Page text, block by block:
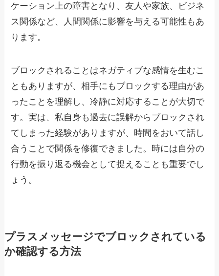
ケーション上の障害となり、友人や家族、ビジネ
ス関係など、人間関係に影響を与える可能性もあ
ります。
ブロックされることはネガティブな感情を生むこ
ともありますが、相手にもブロックする理由があ
ったことを理解し、冷静に対応することが大切で
す。実は、私自身も過去に誤解からブロックされ
てしまった経験がありますが、時間をおいて話し
合うことで関係を修復できました。時には自分の
行動を振り返る機会として捉えることも重要でし
ょう。
プラスメッセージでブロックされている
か確認する方法